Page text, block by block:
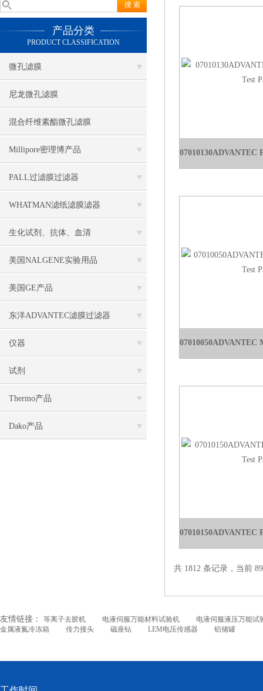
产品分类
PRODUCT CLASSIFICATION
微孔滤膜
尼龙微孔滤膜
混合纤维素酯微孔滤膜
Millipore密理博产品
PALL过滤膜过滤器
WHATMAN滤纸滤膜滤器
生化试剂、抗体、血清
美国NALGENE实验用品
美国GE产品
东洋ADVANTEC滤膜过滤器
仪器
试剂
Thermo产品
Dako产品
共 1812 条记录，当前
友情链接： 等离子去胶机 电液伺服万能材料试验机
电液伺服液压万能试
金属液氮冷冻箱
传力接头 磁座钻 LEM电压传感器 铝储罐